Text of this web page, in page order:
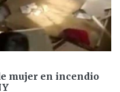
mujer en incendio